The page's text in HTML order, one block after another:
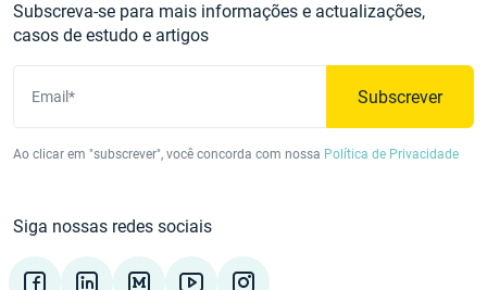
Subscreva-se para mais informações e actualizações,
casos de estudo e artigos
Email* Subscrever
Ao clicar em "subscrever", você concorda com nossa Política de Privacidade
Siga nossas redes sociais